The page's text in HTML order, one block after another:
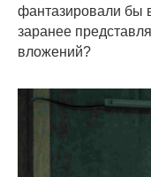
фантазировали бы
заранее
вложений?